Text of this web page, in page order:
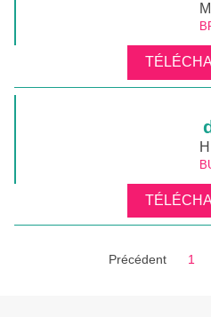
Précédent 1